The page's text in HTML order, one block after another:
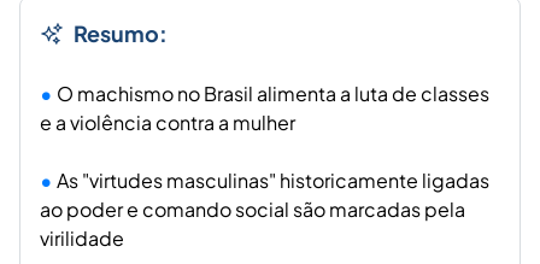
Resumo:
O machismo no Brasil alimenta a luta de classes
e a violência contra a mulher
As "virtudes masculinas" historicamente ligadas
ao poder e comando social são marcadas pela
virilidade